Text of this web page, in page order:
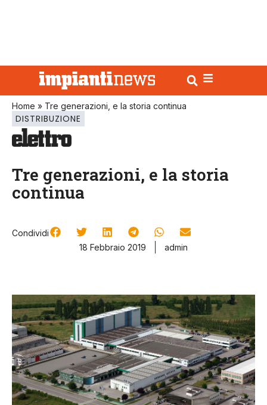
Home » Tre generazioni, e la storia continua
DISTRIBUZIONE
Tre generazioni, e la storia
continua
Condividi
18 Febbraio 2019
admin